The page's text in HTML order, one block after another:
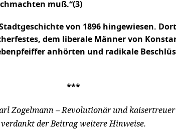
muß.“(3)
von 1896 hingewiesen.
dem liberale Männer von
anhörten und radikale
***
Zogelmann – Revolutionär und
verdankt der Beitrag weitere Hinweise.